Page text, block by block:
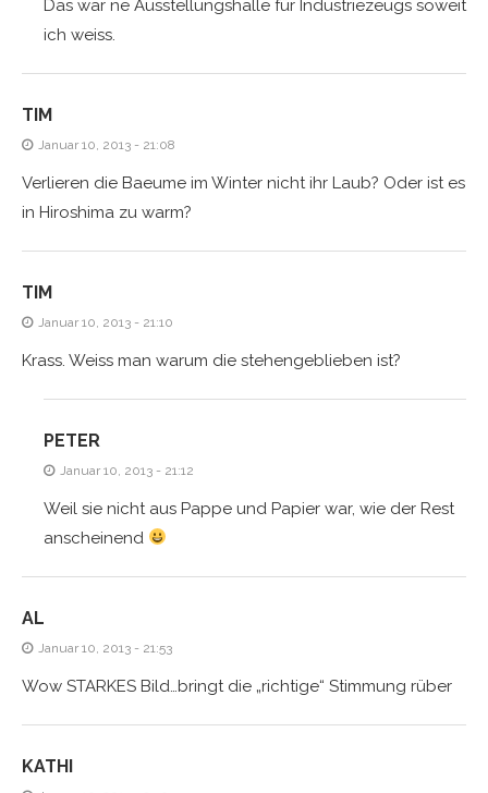
Das war ne Ausstellungshalle für Industriezeugs soweit
ich weiss.
TIM
Januar 10, 2013 - 21:08
Verlieren die Baeume im Winter nicht ihr Laub? Oder ist es
in Hiroshima zu warm?
TIM
Januar 10, 2013 - 21:10
Krass. Weiss man warum die stehengeblieben ist?
PETER
Januar 10, 2013 - 21:12
Weil sie nicht aus Pappe und Papier war, wie der Rest
anscheinend
AL
Januar 10, 2013 - 21:53
Wow STARKES Bild…bringt die „richtige“ Stimmung rüber
KATHI